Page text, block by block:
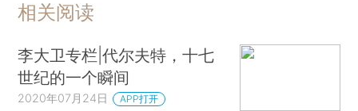
相关阅读
李大卫专栏|代尔夫特，十七
世纪的一个瞬间
2020年07月24日 APP打开